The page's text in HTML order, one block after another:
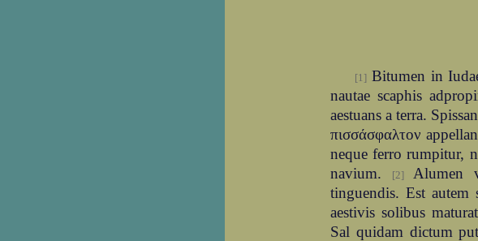
[1] Bitumen in
nautae scaphis
aestuans a terra.
πισσάσφαλτον
neque ferro rumpitur,
navium.
[2]Alumen
tinguendis. Est autem
aestivis solibus
Sal quidam dictum